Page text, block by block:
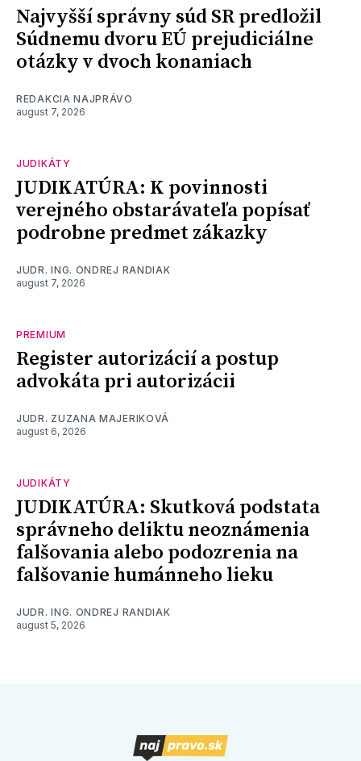
Najvyšší správny súd SR predložil
Súdnemu dvoru EÚ prejudiciálne
otázky v dvoch konaniach
REDAKCIA NAJPRÁVO
august 7, 2026
JUDIKÁTY
JUDIKATÚRA: K povinnosti
verejného obstarávateľa popísať
podrobne predmet zákazky
JUDR. ING. ONDREJ RANDIAK
august 7, 2026
PREMIUM
Register autorizácií a postup
advokáta pri autorizácii
JUDR. ZUZANA MAJERIKOVÁ
august 6, 2026
JUDIKÁTY
JUDIKATÚRA: Skutková podstata
správneho deliktu neoznámenia
falšovania alebo podozrenia na
falšovanie humánneho lieku
JUDR. ING. ONDREJ RANDIAK
august 5, 2026